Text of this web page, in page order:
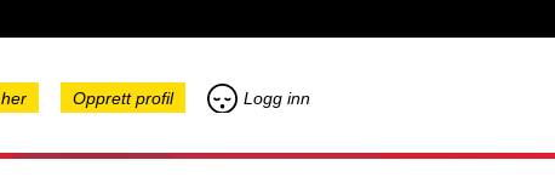
Opprett profil Logg inn